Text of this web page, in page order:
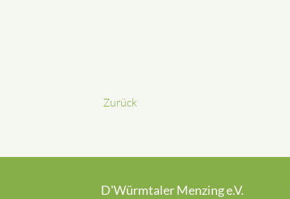
Zurück
D'Würmtaler Menzing e.V.